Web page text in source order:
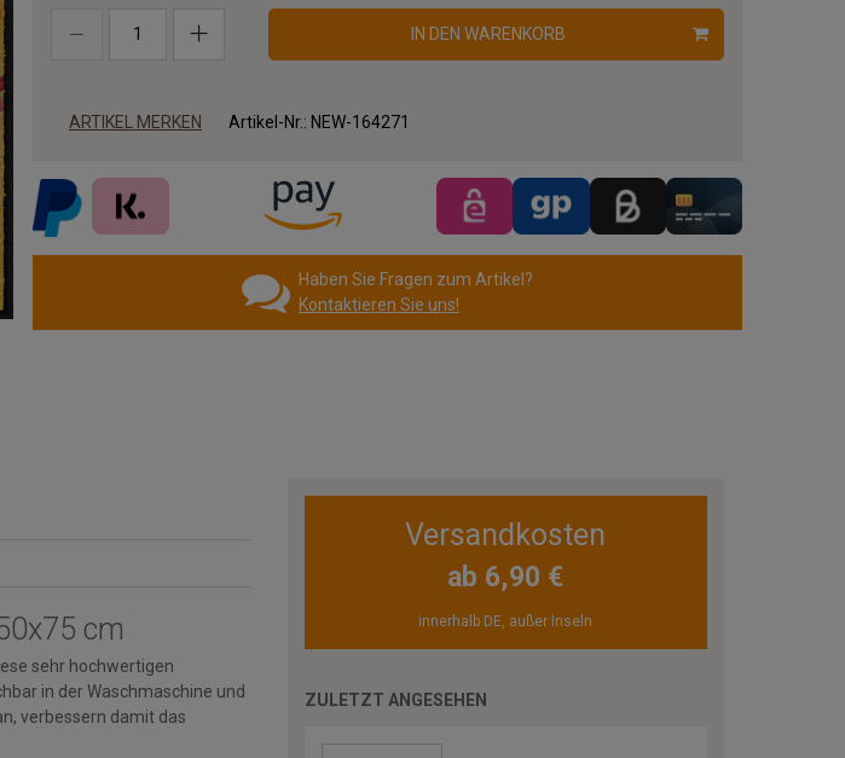
IN DEN WARENKORB
ARTIKEL MERKEN Artikel-Nr.: NEW-164271
Haben Sie Fragen zum Artikel?
Kontaktieren Sie uns!
cm
sehr hochwertigen
in der Waschmaschine und
verbessern damit das
Versandkosten
ab 6,90 €
innerhalb DE, außer Inseln
ZULETZT ANGESEHEN